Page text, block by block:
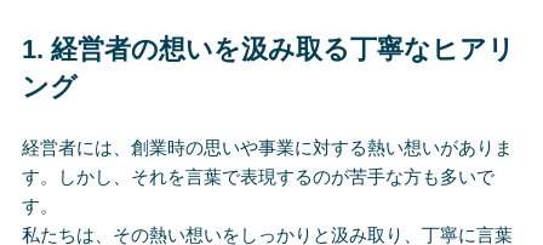
1. 経営者の想いを汲み取る丁寧なヒアリ
ング
経営者には、創業時の思いや事業に対する熱い想いがありま
す。しかし、それを言葉で表現するのが苦手な方も多いで
す。
私たちは、その熱い想いをしっかりと汲み取り、丁寧に言葉